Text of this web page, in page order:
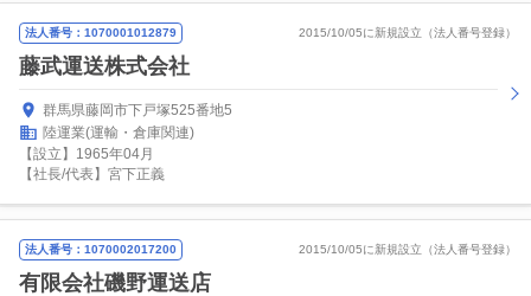
法人番号：1070001012879 2015/10/05に新規設立（法人番号登録）
藤武運送株式会社
群馬県藤岡市下戸塚525番地5
陸運業(運輸・倉庫関連)
【設立】1965年04月
【社長/代表】宮下正義
法人番号：1070002017200 2015/10/05に新規設立（法人番号登録）
有限会社磯野運送店